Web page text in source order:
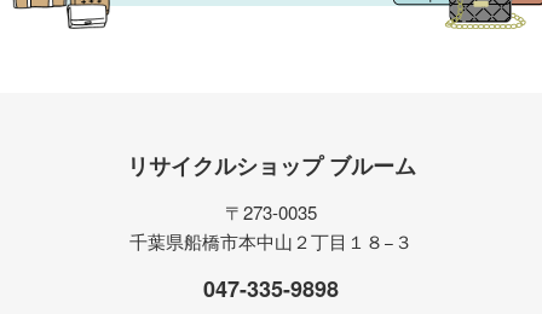
リサイクルショップ ブルーム
〒273-0035
千葉県船橋市本中山２丁目１８−３
047-335-9898